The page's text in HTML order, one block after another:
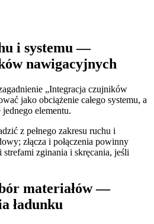
i systemu —
nawigacyjnych
„Integracja czujników
jako obciążenie całego systemu, a
elementu.
z pełnego zakresu ruchu i
złącza i połączenia powinny
zginania i skręcania, jeśli
materiałów —
ładunku